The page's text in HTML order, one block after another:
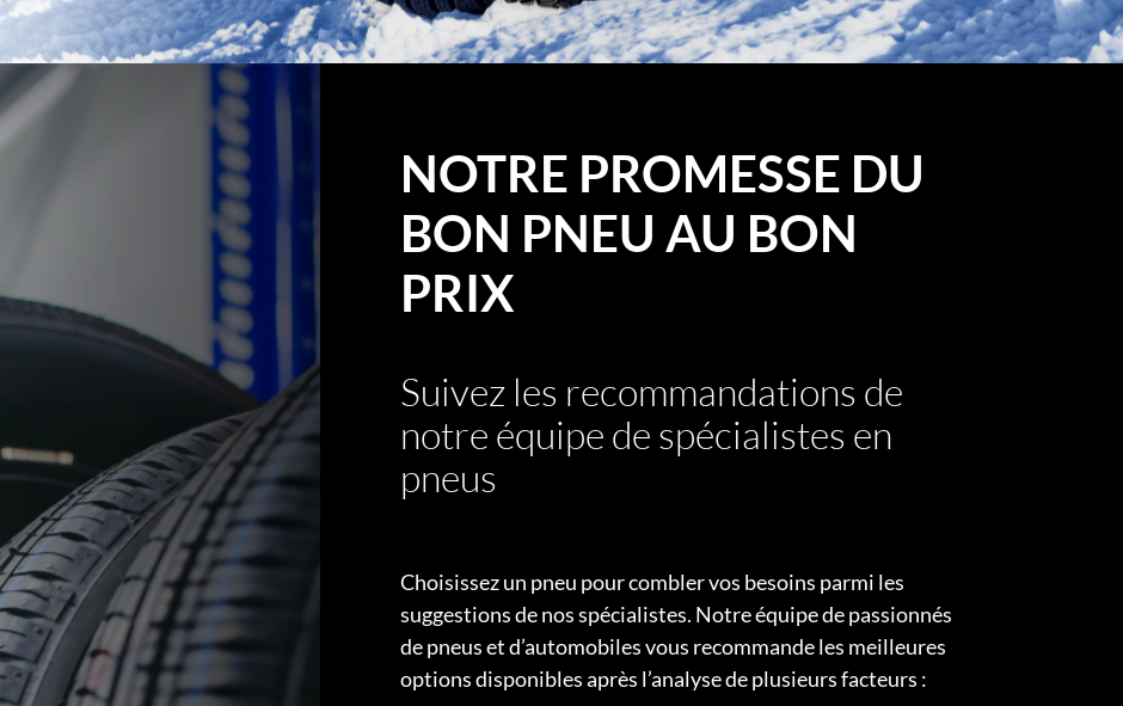
NOTRE PROMESSE DU
BON PNEU AU BON
PRIX
Suivez les recommandations de
notre équipe de spécialistes en
pneus
Choisissez un pneu pour combler vos besoins parmi les
suggestions de nos spécialistes. Notre équipe de passionnés
de pneus et d’automobiles vous recommande les meilleures
options disponibles après l’analyse de plusieurs facteurs :